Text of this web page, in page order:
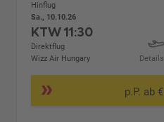
Hinflug
Sa., 10.10.26
KTW11:30
Direktflug
Wizz Air Hungary
Details
p.P. ab €